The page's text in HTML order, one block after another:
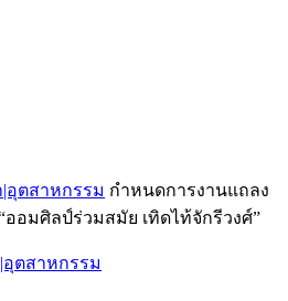
อุตสาหกรรม กำหนดการงานแถลง
อมศิลป์ร่วมสมัย เทิดไท้จักรีวงศ์”
ตสาหกรรม